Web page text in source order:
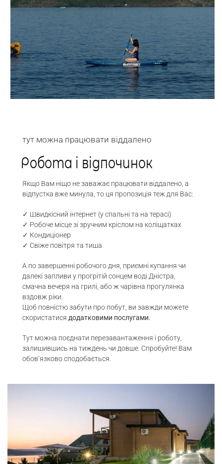
тут можна працювати віддалено
Робота і відпочинок
Якщо Вам ніщо не заважає працювати віддалено, а
відпустка вже минула, то ця пропозиція теж для Вас:
✓ Швидкісний інтернет (у спальні та на терасі)
✓ Робоче місце зі зручним кріслом на коліщатках
✓ Кондиціонер
✓ Свіже повітря та тиша
А по завершенні робочого дня, приємні купання чи
далекі запливи у прогрітій сонцем воді Дністра,
смачна вечеря на грилі, або ж чарівна прогулянка
вздовж ріки.
Щоб повністю забути про побут, ви завжди можете
скористатися додатковими послугами.
Тут можна поєднати перезавантаження і роботу,
залишившись на тиждень чи довше. Спробуйте! Вам
обов’язково сподобається.